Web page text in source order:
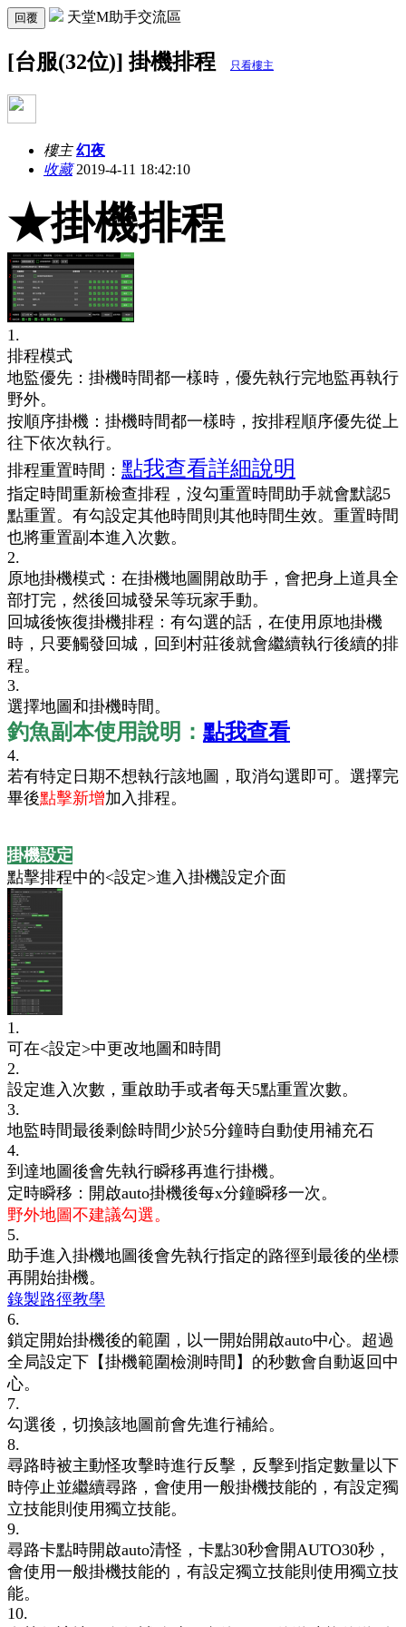
回覆 天堂M助手交流區
[台服(32位)] 掛機排程 只看樓主
樓主 幻夜
收藏2019-4-11 18:42:10
★掛機排程
1.
排程模式
地監優先：掛機時間都一樣時，優先執行完地監再執行
野外。
按順序掛機：掛機時間都一樣時，按排程順序優先從上
往下依次執行。
排程重置時間： 點我查看詳細說明
指定時間重新檢查排程， 沒勾重置時間助手就會默認5
點重置。有勾設定其他時間則其他時間生效。重置時間
也將重置副本進入次數。
2.
原地掛機模式：在掛機地圖開啟助手，會把身上道具全
部打完，然後回城發呆等玩家手動。
回城後恢復掛機排程：有勾選的話，在使用原地掛機
時，只要觸發回城，回到村莊後就會繼續執行後續的排
程。
3.
選擇地圖和掛機時間。
釣魚副本使用說明： 點我查看
4.
若有特定日期不想執行該地圖，取消勾選即可。選擇完
畢後點擊新增加入排程。
掛機設定
點擊排程中的<設定>進入掛機設定介面
1.
可在<設定>中更改地圖和時間
2.
設定進入次數，重啟助手或者每天5點重置次數。
3.
地監時間最後剩餘時間少於5分鐘時自動使用補充石
4.
到達地圖後會先執行瞬移再進行掛機。
定時瞬移：開啟auto掛機後每x分鐘瞬移一次。
野外地圖不建議勾選。
5.
助手進入掛機地圖後會先執行指定的路徑到最後的坐標
再開始掛機。
錄製路徑教學
6.
鎖定開始掛機後的範圍，以一開始開啟auto中心。超過
全局設定下【掛機範圍檢測時間 】的秒數會自動返回中
心。
7.
勾選後，切換該地圖前會先進行補給。
8.
尋路時被主動怪攻擊時進行反擊，反擊到指定數量以下
時停止並繼續尋路， 會使用一般掛機技能的，有設定獨
立技能則使用獨立技能。
9.
尋路卡點時開啟auto清怪，卡點30秒會開AUTO30秒，
會使用一般掛機技能的，有設定獨立技能則使用獨立技
能。
10.